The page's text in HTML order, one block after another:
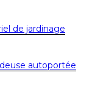
de jardinage
autoportée